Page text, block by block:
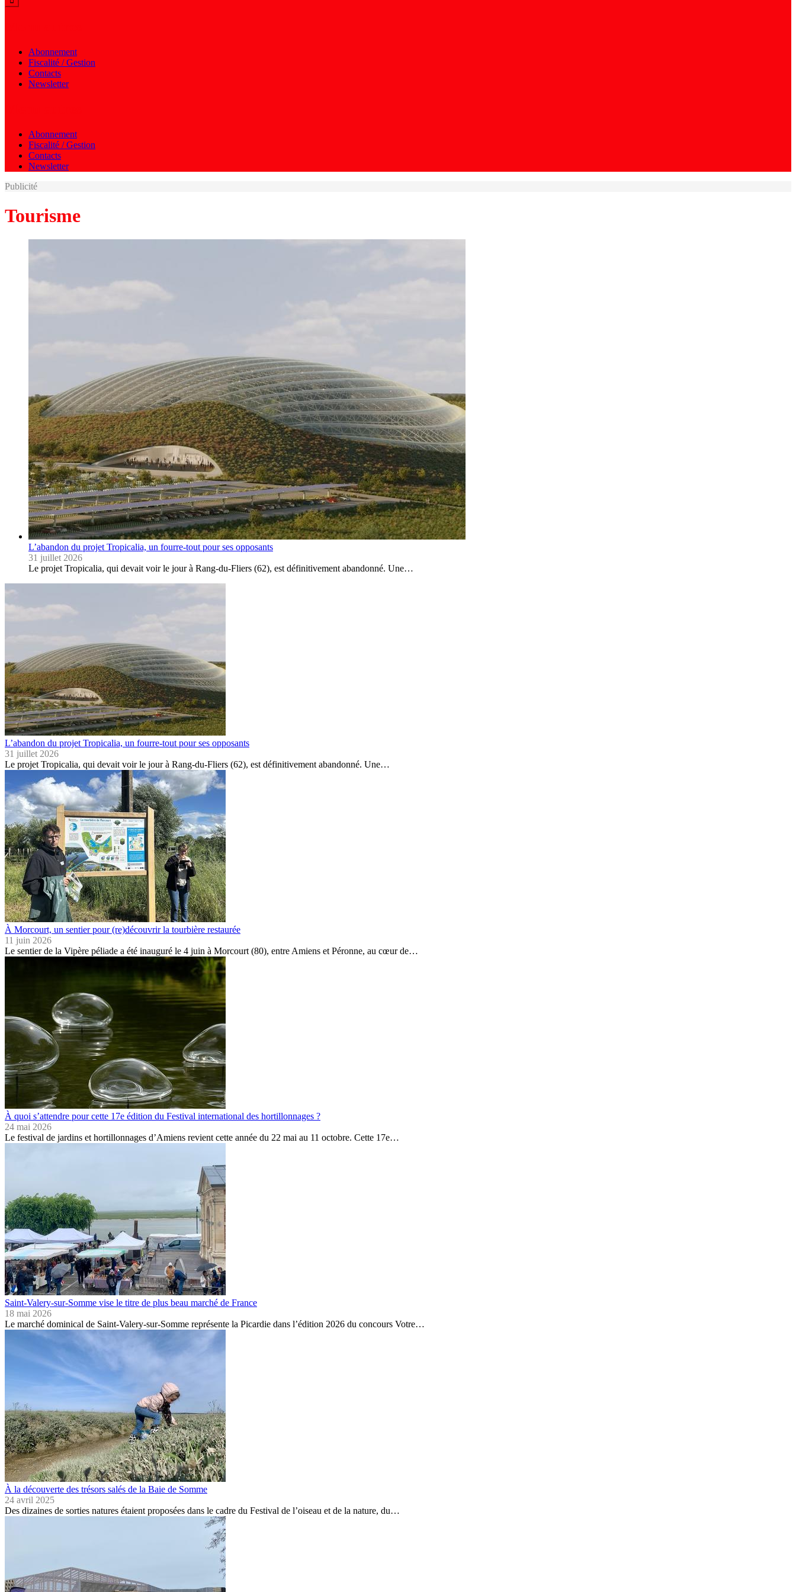
Abonnement
Fiscalité / Gestion
Contacts
Newsletter
Abonnement
Fiscalité / Gestion
Contacts
Newsletter
Publicité
Tourisme
L’abandon du projet Tropicalia, un fourre-tout pour ses opposants
31 juillet 2026
Le projet Tropicalia, qui devait voir le jour à Rang-du-Fliers (62), est définitivement abandonné. Une…
L’abandon du projet Tropicalia, un fourre-tout pour ses opposants
31 juillet 2026
Le projet Tropicalia, qui devait voir le jour à Rang-du-Fliers (62), est définitivement abandonné. Une…
À Morcourt, un sentier pour (re)découvrir la tourbière restaurée
11 juin 2026
Le sentier de la Vipère péliade a été inauguré le 4 juin à Morcourt (80), entre Amiens et Péronne, au cœur de…
À quoi s’attendre pour cette 17e édition du Festival international des hortillonnages ?
24 mai 2026
Le festival de jardins et hortillonnages d’Amiens revient cette année du 22 mai au 11 octobre. Cette 17e…
Saint-Valery-sur-Somme vise le titre de plus beau marché de France
18 mai 2026
Le marché dominical de Saint-Valery-sur-Somme représente la Picardie dans l’édition 2026 du concours Votre…
À la découverte des trésors salés de la Baie de Somme
24 avril 2025
Des dizaines de sorties natures étaient proposées dans le cadre du Festival de l’oiseau et de la nature, du…